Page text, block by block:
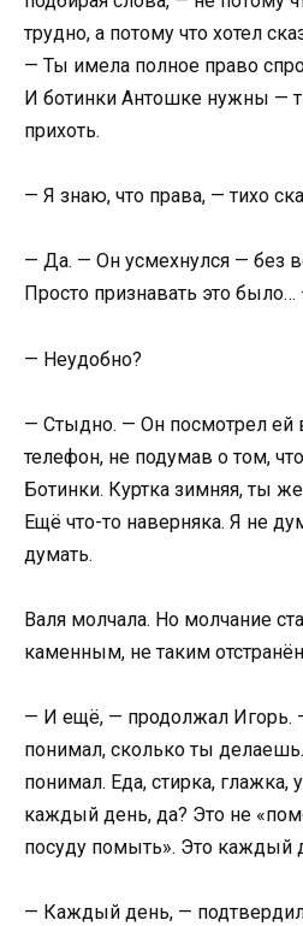
трудно, а потому что хотел
— Ты имела полное право
И ботинки Антошке нужны —
прихоть.
— Я знаю, что права, — тихо
— Да. — Он усмехнулся — без
Просто признавать это
— Неудобно?
— Стыдно. — Он посмотрел ей
телефон, не подумав о том,
Ботинки. Куртка зимняя, ты
Ещё что-то наверняка. Я не
думать.
Валя молчала. Но молчание
каменным, не таким
— И ещё, — продолжал Игорь.
понимал, сколько ты
понимал. Еда, стирка, глажка,
каждый день, да? Это не
посуду помыть». Это каждый
— Каждый день, —